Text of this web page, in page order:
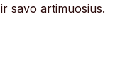
savo artimuosius.